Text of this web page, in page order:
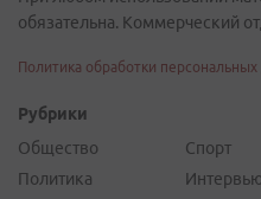
обязательна. Коммерческий
Политика обработки
Рубрики
Общество
Политика
Спорт
Интервью